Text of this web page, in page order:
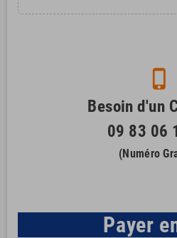
phone_iphone
Besoin d'un
09 83 06
(Numéro
Payer